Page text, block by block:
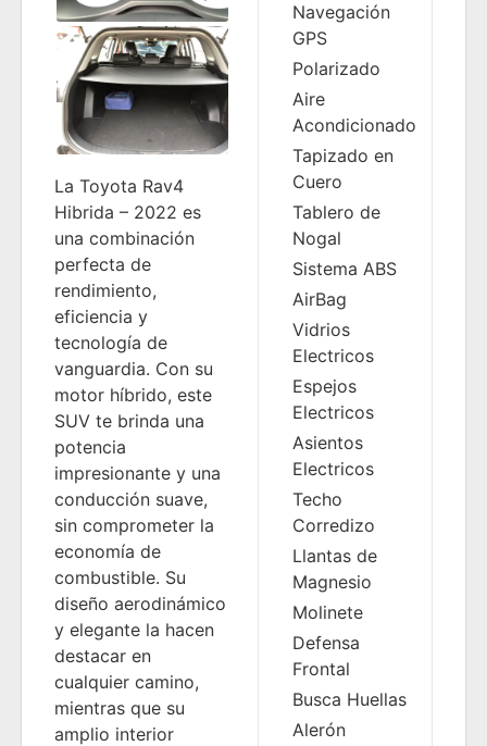
La Toyota Rav4
Hibrida – 2022 es
una combinación
perfecta de
rendimiento,
eficiencia y
tecnología de
vanguardia. Con su
motor híbrido, este
SUV te brinda una
potencia
impresionante y una
conducción suave,
sin comprometer la
economía de
combustible. Su
diseño aerodinámico
y elegante la hacen
destacar en
cualquier camino,
mientras que su
amplio interior
Navegación
GPS
Polarizado
Aire
Acondicionado
Tapizado en
Cuero
Tablero de
Nogal
Sistema ABS
AirBag
Vidrios
Electricos
Espejos
Electricos
Asientos
Electricos
Techo
Corredizo
Llantas de
Magnesio
Molinete
Defensa
Frontal
Busca Huellas
Alerón